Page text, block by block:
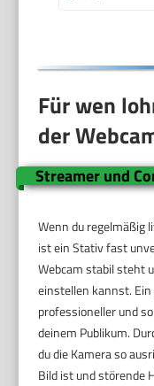
Für wen
der
Streamer und
Wenn du regelmäßig
ist ein Stativ fast
Webcam stabil steht
einstellen kannst.
professioneller und
deinem Publikum.
du die Kamera so
Bild ist und störende